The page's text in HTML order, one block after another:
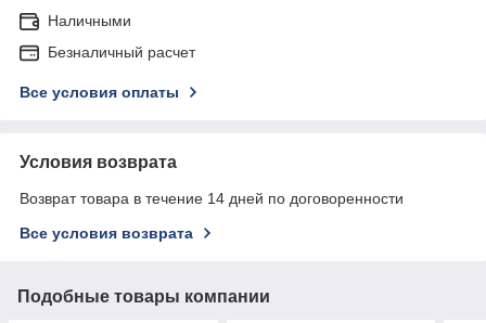
Наличными
Безналичный расчет
Все условия оплаты
Условия возврата
Возврат товара в течение 14 дней по договоренности
Все условия возврата
Подобные товары компании